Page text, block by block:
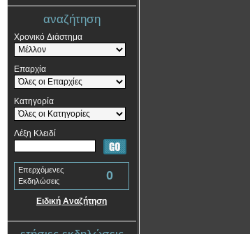
αναζήτηση
Χρονικό Διάστημα
Επαρχία
Κατηγορία
Λέξη Κλειδί
Επερχόμενες
Εκδηλώσεις
0
Ειδική Αναζήτηση